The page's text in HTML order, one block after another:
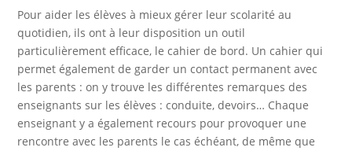
Pour aider les élèves à mieux gérer leur scolarité au
quotidien, ils ont à leur disposition un outil
particulièrement efficace, le cahier de bord. Un cahier qui
permet également de garder un contact permanent avec
les parents : on y trouve les différentes remarques des
enseignants sur les élèves : conduite, devoirs… Chaque
enseignant y a également recours pour provoquer une
rencontre avec les parents le cas échéant, de même que